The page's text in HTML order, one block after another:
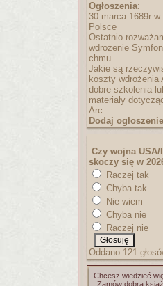
Ogłoszenia:
30 marca 1689r w
Polsce
Ostatnio
wdrożenie
chmu..
Jakie są
koszty wdrożenia
dobre szkolenia
materiały
Arc..
Dodaj
Czy wojna USA/
skoczy się w
Raczej tak
Chyba tak
Nie wiem
Chyba nie
Raczej nie
Oddano 121
Chcesz wiedzieć
Zamów dobrą